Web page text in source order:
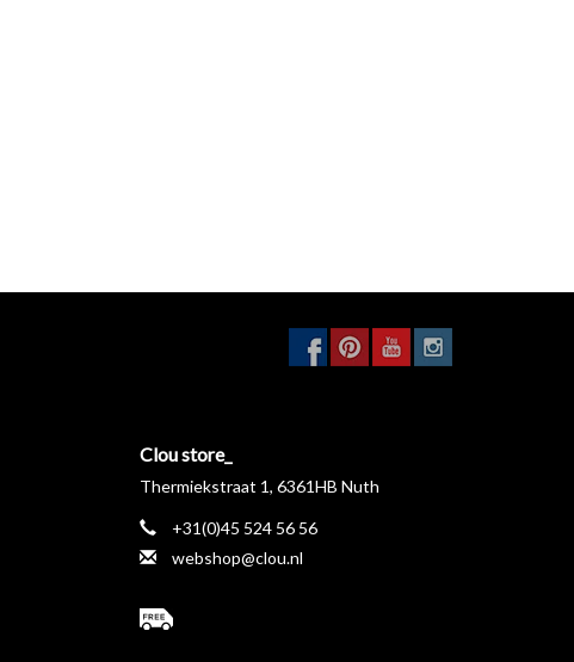
Clou store_
Thermiekstraat 1, 6361HB Nuth
+31(0)45 524 56 56
webshop@clou.nl